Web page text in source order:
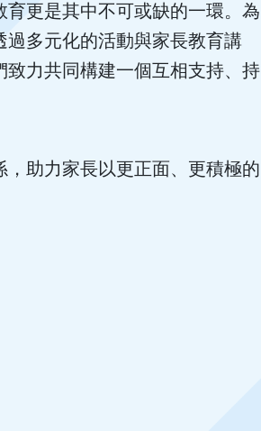
更是其中不可或缺的一環。為
多元化的活動與家長教育講
力共同構建一個互相支持、持
助力家長以更正面、更積極的